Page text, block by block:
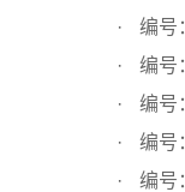
编号
编号
编号
编号
编号